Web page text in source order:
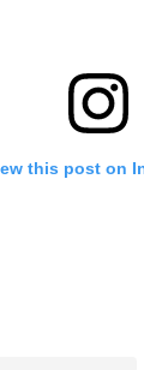
this post on